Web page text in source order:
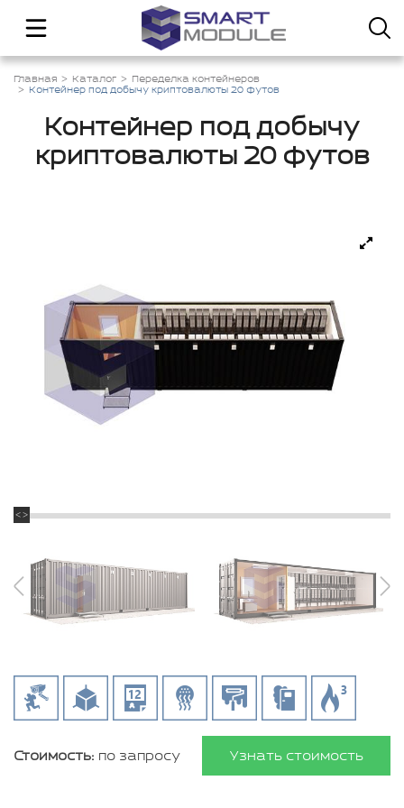
Главная Каталог
Переделка контейнеров
Контейнер под добычу криптовалюты 20 футов
Контейнер под добычу
криптовалюты 20 футов
Стоимость: по запросу Узнать стоимость